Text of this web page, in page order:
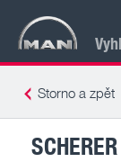
Storno a zpět